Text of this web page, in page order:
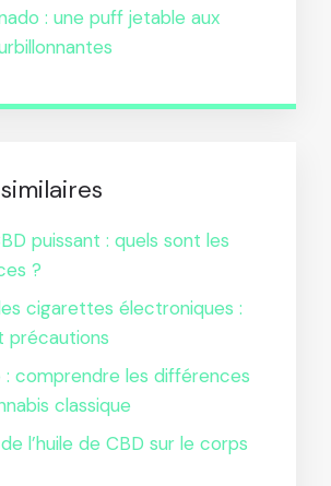
: une puff jetable aux
puissant : quels sont les
?
cigarettes électroniques :
précautions
: comprendre les différences
classique
l’huile de CBD sur le corps